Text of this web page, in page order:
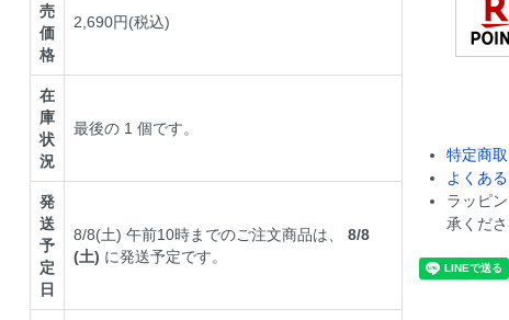
売
価
格
2,690円(税込)
在
庫
状
況
最後の 1 個です。
発
送
予
定
日
8/8(土) 午前10時までのご注文商品は、8/8
(土) に発送予定です。
特定商
よくあ
ラッピ
承くださ